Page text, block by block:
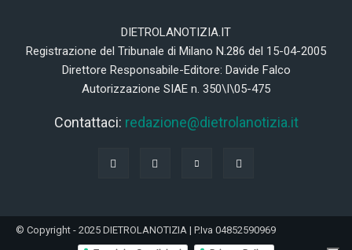
DIETROLANOTIZIA.IT
Registrazione del Tribunale di Milano N.286 del 15-04-2005
Direttore Responsabile-Editore: Davide Falco
Autorizzazione SIAE n. 350\I\05-475
Contattaci: redazione@dietrolanotizia.it
© Copyright - 2025 DIETROLANOTIZIA | P.Iva 04852590969